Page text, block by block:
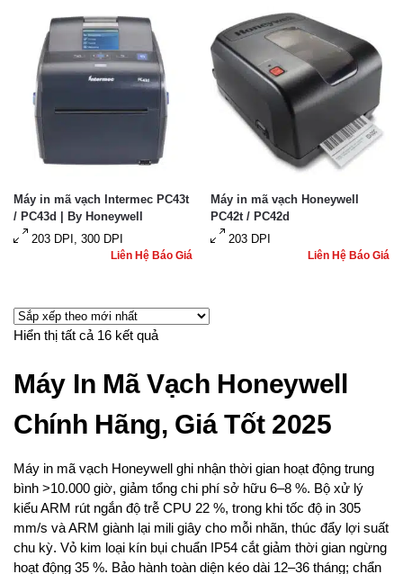
Máy in mã vạch Intermec PC43t
/ PC43d | By Honeywell
203 DPI, 300 DPI
Liên Hệ Báo Giá
Máy in mã vạch Honeywell
PC42t / PC42d
203 DPI
Liên Hệ Báo Giá
Hiển thị tất cả 16 kết quả
Máy In Mã Vạch Honeywell
Chính Hãng, Giá Tốt 2025
Máy in mã vạch Honeywell ghi nhận thời gian hoạt động trung
bình >10.000 giờ, giảm tổng chi phí sở hữu 6–8 %. Bộ xử lý
kiểu ARM rút ngắn độ trễ CPU 22 %, trong khi tốc độ in 305
mm/s và ARM giành lại mili giây cho mỗi nhãn, thúc đẩy lợi suất
chu kỳ. Vỏ kim loại kín bụi chuẩn IP54 cắt giảm thời gian ngừng
hoạt động 35 %. Bảo hành toàn diện kéo dài 12–36 tháng; chẩn